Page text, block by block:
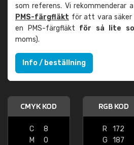
som referens. Vi rekommenderar
PMS-färgfläkt för att vara säker
en PMS-färgfläkt för så lite
moms).
Info / beställning
CMYK KOD
C
8
M
0
RGB KOD
R
172
G
187